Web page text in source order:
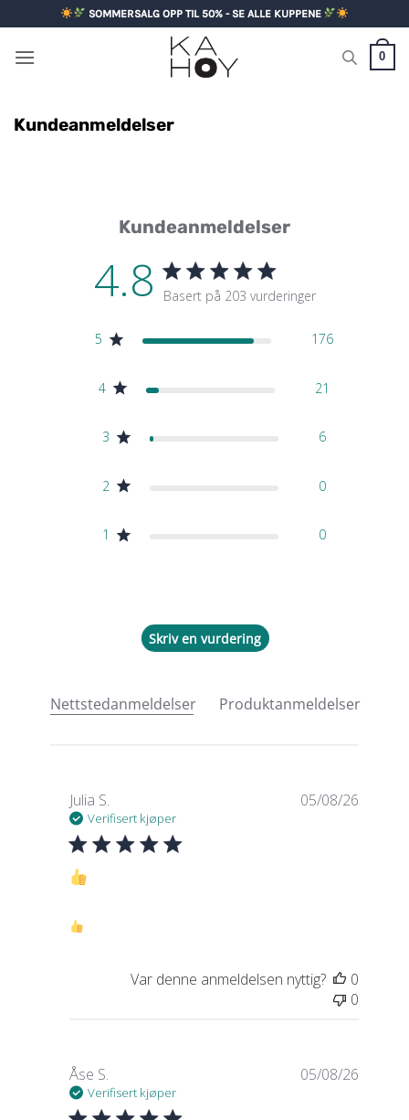
to
content
SOMMERSALG OPP TIL 50% - SE ALLE KUPPENE
0
Kundeanmeldelser
Kundeanmeldelser
4.8 4.8 stjerners vurdering
Basert på 203 vurderinger
5 176
4 21
3 6
2 0
1 0
Skriv en vurdering
Nettstedanmeldelser Produktanmeldelser
Julia S.
Verifisert kjøper
read more about review content
05/08/26
Var denne anmeldelsen nyttig?
0
0
Åse S.
Verifisert kjøper
05/08/26